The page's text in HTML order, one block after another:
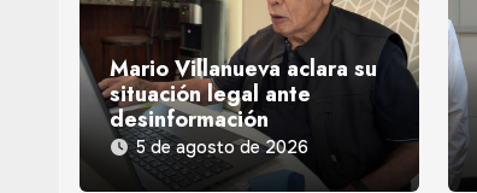
Mario Villanueva aclara su
situación legal ante
desinformación
5 de agosto de 2026